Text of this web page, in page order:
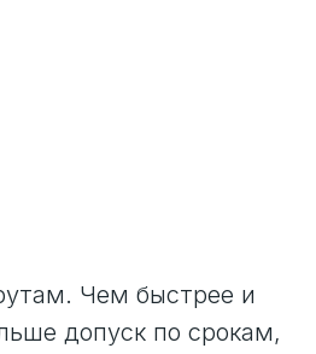
Чем быстрее и
допуск по срокам,